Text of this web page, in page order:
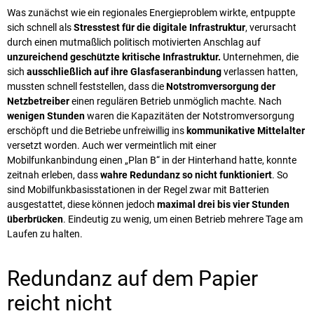
Was zunächst wie ein regionales Energieproblem wirkte, entpuppte
sich schnell alsStresstest für die digitale Infrastruktur, verursacht
durch einen mutmaßlich politisch motivierten Anschlag auf
unzureichend geschützte kritische Infrastruktur. Unternehmen, die
sich ausschließlich auf ihre Glasfaseranbindungverlassen hatten,
mussten schnell feststellen, dass dieNotstromversorgung der
Netzbetreibereinen regulären Betrieb unmöglich machte. Nach
wenigen Stundenwaren die Kapazitäten der Notstromversorgung
erschöpft und die Betriebe unfreiwillig ins kommunikative Mittelalter
versetzt worden. Auch wer vermeintlich mit einer
Mobilfunkanbindung einen „Plan B“ in der Hinterhand hatte, konnte
zeitnah erleben, dasswahre Redundanz so nicht funktioniert. So
sind Mobilfunkbasisstationen in der Regel zwar mit Batterien
ausgestattet, diese können jedoch maximal drei bis vier Stunden
überbrücken. Eindeutig zu wenig, um einen Betrieb mehrere Tage am
Laufen zu halten.
Redundanz auf dem Papier
reicht nicht